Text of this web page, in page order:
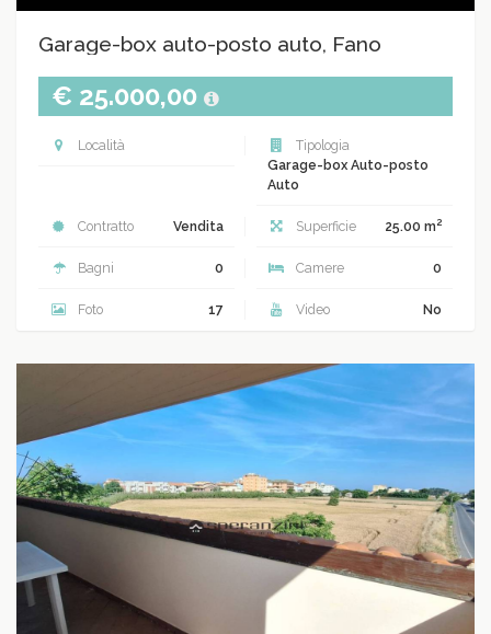
Garage-box auto-posto auto, Fano
€ 25.000,00
Località
Tipologia
Garage-box Auto-posto
Auto
Contratto Vendita Superficie 25.00 m2
Bagni 0 Camere 0
Foto 17 Video No